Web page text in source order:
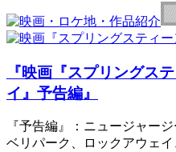
『映画『スプリングス
イ』予告編』
『予告編』：ニュージャー
ベリパーク、ロックアウェ